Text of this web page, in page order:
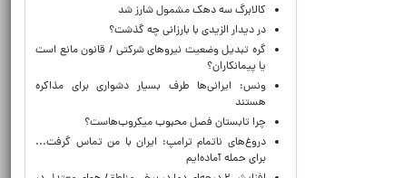
کالابرگ سه دهک مشمول شارز شد
در دیدار الزیدی با بارزانی چه گذشت؟
گره تبدیل وضعیت نیروهای شرکتی / قانون مانع است
یا پیمانکاران؟
ونس: ایرانی‌ها طرف بسیار دشواری برای مذاکره
هستند
چرا تابستان فصل محبوب میکروب‌هاست؟
دروغ‌های ناتمام ترامپ: ایران با من تماس گرفت...
برای حمله آماده‌ایم